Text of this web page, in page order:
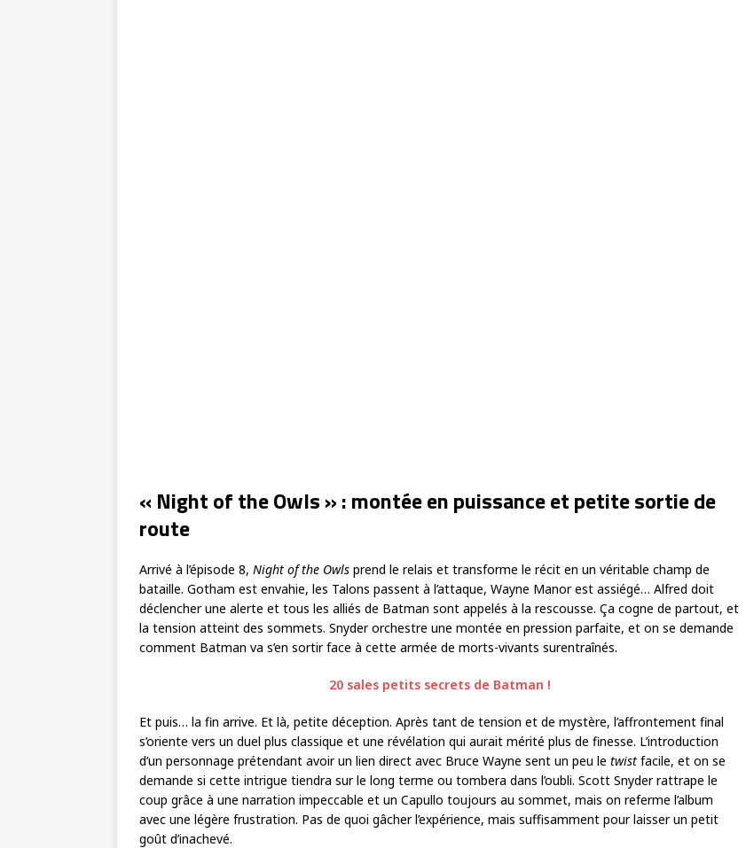
« Night of the Owls » : montée en puissance et petite sortie de
route
Arrivé à l’épisode 8, Night of the Owls prend le relais et transforme le récit en un véritable champ de
bataille. Gotham est envahie, les Talons passent à l’attaque, Wayne Manor est assiégé… Alfred doit
déclencher une alerte et tous les alliés de Batman sont appelés à la rescousse. Ça cogne de partout, et
la tension atteint des sommets. Snyder orchestre une montée en pression parfaite, et on se demande
comment Batman va s’en sortir face à cette armée de morts-vivants surentraînés.
20 sales petits secrets de Batman !
Et puis… la fin arrive. Et là, petite déception. Après tant de tension et de mystère, l’affrontement final
s’oriente vers un duel plus classique et une révélation qui aurait mérité plus de finesse. L’introduction
d’un personnage prétendant avoir un lien direct avec Bruce Wayne sent un peu le twist facile, et on se
demande si cette intrigue tiendra sur le long terme ou tombera dans l’oubli. Scott Snyder rattrape le
coup grâce à une narration impeccable et un Capullo toujours au sommet, mais on referme l’album
avec une légère frustration. Pas de quoi gâcher l’expérience, mais suffisamment pour laisser un petit
goût d’inachevé.